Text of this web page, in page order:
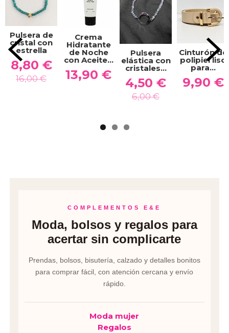
Pulsera de
cristal con
estrella
8,80 €
16,00 €
Crema
Hidratante
de Noche
con Aceite...
13,90 €
Pulsera
elástica con
cristales...
4,50 €
6,00 €
Cinturón de
polipiel liso
para...
9,90 €
COMPLEMENTOS E&E
Moda, bolsos y regalos para
acertar sin complicarte
Prendas, bolsos, bisutería, calzado y detalles bonitos
para comprar fácil, con atención cercana y envío
rápido.
Moda mujer
Regalos